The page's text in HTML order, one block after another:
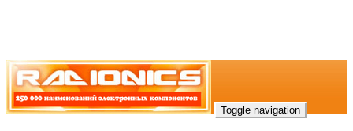
Toggle navigation